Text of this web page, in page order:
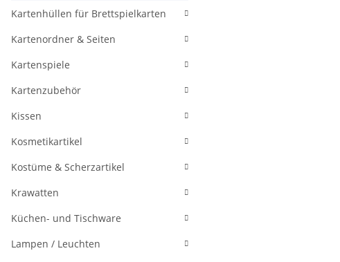
Kartenhüllen für Brettspielkarten
Kartenordner & Seiten
Kartenspiele
Kartenzubehör
Kissen
Kosmetikartikel
Kostüme & Scherzartikel
Krawatten
Küchen- und Tischware
Lampen / Leuchten